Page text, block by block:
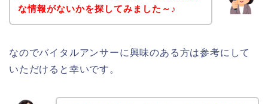
な情報がないかを探してみました～♪
なのでバイタルアンサーに興味のある方は参考にして
いただけると幸いです。